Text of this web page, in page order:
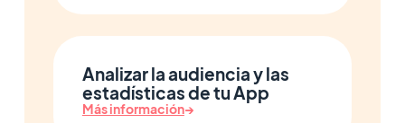
Analizar la audiencia y las
estadísticas de tu App
Más información→